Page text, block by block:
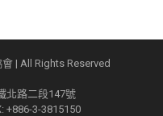
| All Rights Reserved
北路二段147號
+886-3-3815150